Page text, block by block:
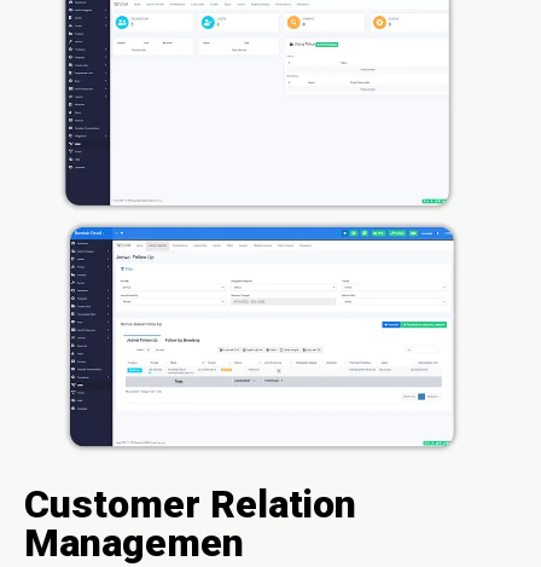
Customer Relation
Managemen